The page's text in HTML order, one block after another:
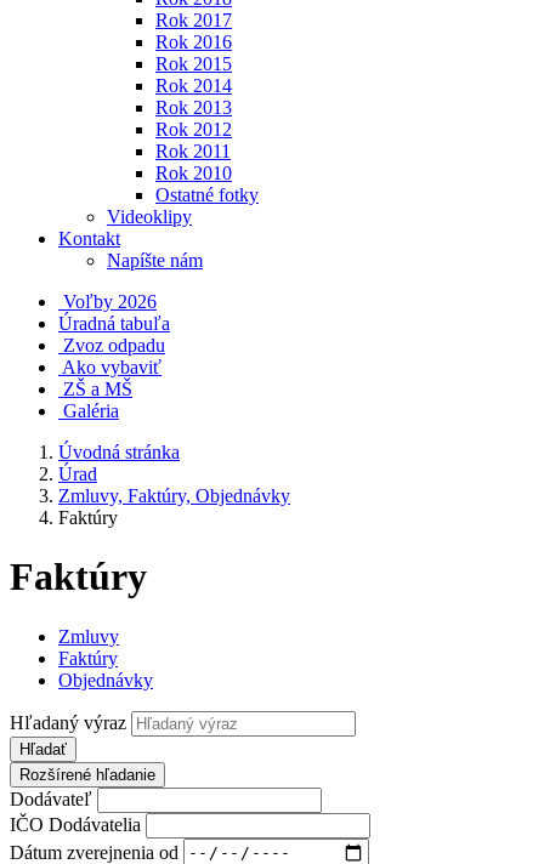
Rok 2017
Rok 2016
Rok 2015
Rok 2014
Rok 2013
Rok 2012
Rok 2011
Rok 2010
Ostatné fotky
Videoklipy
Kontakt
Napíšte nám
Voľby 2026
Úradná tabuľa
Zvoz odpadu
Ako vybaviť
ZŠ a MŠ
Galéria
Úvodná stránka
Úrad
Zmluvy, Faktúry, Objednávky
Faktúry
Faktúry
Zmluvy
Faktúry
Objednávky
Hľadaný výraz
Hľadať
Rozšírené hľadanie
Dodávateľ
IČO Dodávatelia
Dátum zverejnenia od